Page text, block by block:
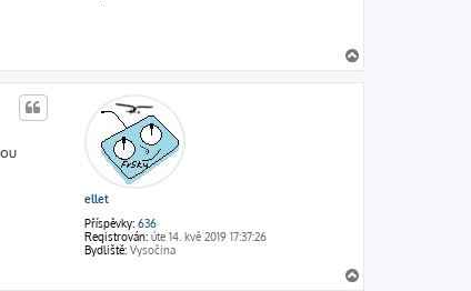
a
h
ellet
Příspěvky: 636
Registrován: úte 14. kvě 2019 17:37:26
Bydliště: Vysočina